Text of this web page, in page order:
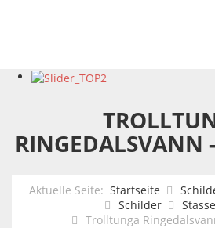
RINGEDALSVANN
Aktuelle Seite: Startseite
Schilder
Trolltunga